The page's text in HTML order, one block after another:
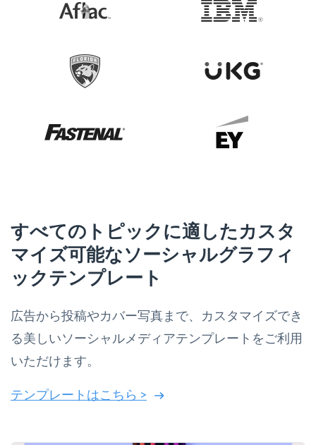
すべてのトピックに適したカスタ
マイズ可能なソーシャルグラフィ
ックテンプレート
広告から投稿やカバー写真まで、カスタマイズでき
る美しいソーシャルメディアテンプレートをご利用
いただけます。
テンプレートはこちら >